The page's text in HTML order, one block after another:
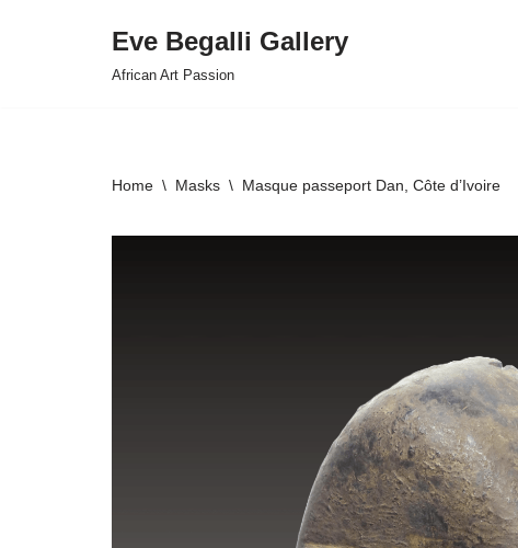
Eve Begalli Gallery
African Art Passion
Home \ Masks \ Masque passeport Dan, Côte d’Ivoire